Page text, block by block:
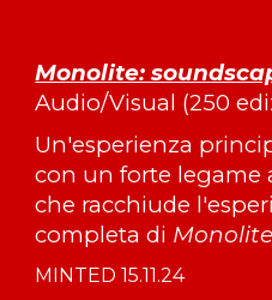
Monolite:
Audio/Visual (250
Un'esperienza
con un forte legame
che racchiude
completa di
MINTED 15.11.24